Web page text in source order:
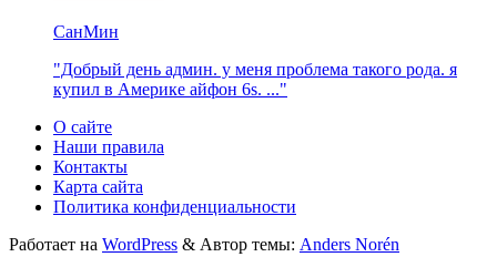
СанМин
"Добрый день админ. у меня проблема такого рода. я
купил в Америке айфон 6s. ..."
О сайте
Наши правила
Контакты
Карта сайта
Политика конфиденциальности
Работает на WordPress & Автор темы: Anders Norén